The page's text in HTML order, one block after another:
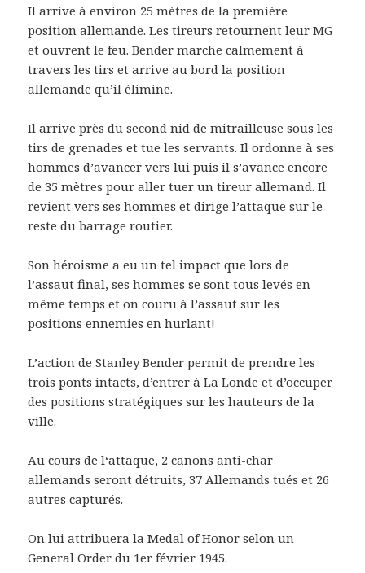
Il arrive à environ 25 mètres de la première
position allemande. Les tireurs retournent leur MG
et ouvrent le feu. Bender marche calmement à
travers les tirs et arrive au bord la position
allemande qu’il élimine.
Il arrive près du second nid de mitrailleuse sous les
tirs de grenades et tue les servants. Il ordonne à ses
hommes d’avancer vers lui puis il s’avance encore
de 35 mètres pour aller tuer un tireur allemand. Il
revient vers ses hommes et dirige l’attaque sur le
reste du barrage routier.
Son héroisme a eu un tel impact que lors de
l’assaut final, ses hommes se sont tous levés en
même temps et on couru à l’assaut sur les
positions ennemies en hurlant!
L’action de Stanley Bender permit de prendre les
trois ponts intacts, d’entrer à La Londe et d’occuper
des positions stratégiques sur les hauteurs de la
ville.
Au cours de l‘attaque, 2 canons anti-char
allemands seront détruits, 37 Allemands tués et 26
autres capturés.
On lui attribuera la Medal of Honor selon un
General Order du 1er février 1945.